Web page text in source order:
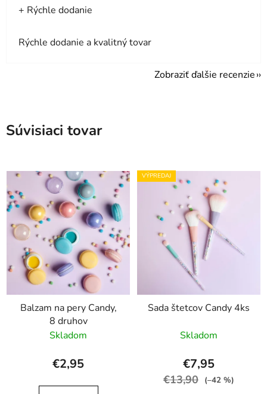
+ Rýchle dodanie
Rýchle dodanie a kvalitný tovar
Zobraziť ďalšie recenzie
Súvisiaci tovar
Balzam na pery Candy,
8 druhov
Skladom
€2,95
VÝPREDAJ
Sada štetcov Candy 4ks
Skladom
€7,95
€13,90 (–42 %)